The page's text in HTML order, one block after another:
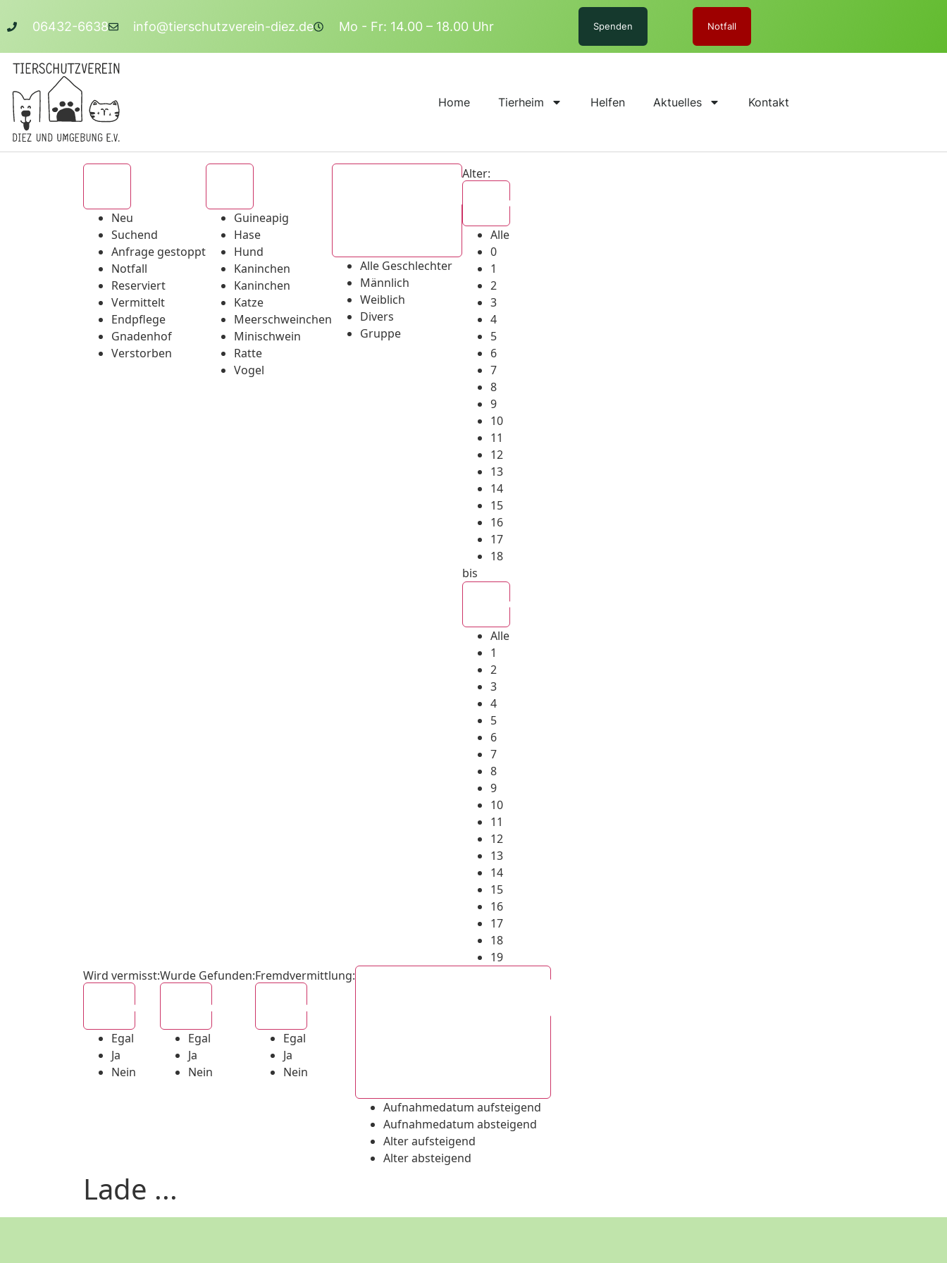
06432-6638 info@tierschutzverein-diez.de Mo - Fr: 14.00 – 18.00 Uhr Spenden Notfall
Home Tierheim Helfen Aktuelles Kontakt
Neu
Suchend
Anfrage gestoppt
Notfall
Reserviert
Vermittelt
Endpflege
Gnadenhof
Verstorben
Guineapig
Hase
Hund
Kaninchen
Kaninchen
Katze
Meerschweinchen
Minischwein
Ratte
Vogel
Alle Geschlechter
Männlich
Weiblich
Divers
Gruppe
Alter:
Alle
0
1
2
3
4
5
6
7
8
9
10
11
12
13
14
15
16
17
18
bis
Alle
1
2
3
4
5
6
7
8
9
10
11
12
13
14
15
16
17
18
19
Wird vermisst:
Egal
Ja
Nein
Wurde Gefunden:
Egal
Ja
Nein
Fremdvermittlung:
Egal
Ja
Nein
Aufnahmedatum aufsteigend
Aufnahmedatum absteigend
Alter aufsteigend
Alter absteigend
Lade ...